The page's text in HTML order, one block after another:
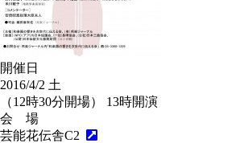
開催日
2016/4/2 土
（12時30分開場） 13時開演
会 場
芸能花伝舎C2